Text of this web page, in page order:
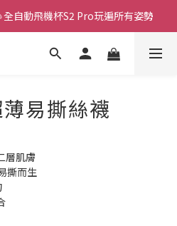
小奶狗🩷小飛象💜
小奶狗🩷小飛象💜
全新升級 Ion2⚡直擊你的高潮神經
👍小奶狗🩷小飛象💜
易撕絲襪
層肌膚
撕而生